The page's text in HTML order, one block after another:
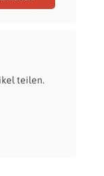
teilen.